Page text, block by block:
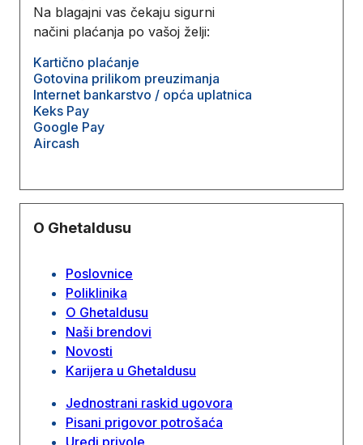
Na blagajni vas čekaju sigurni
načini plaćanja po vašoj želji:
Kartično plaćanje
Gotovina prilikom preuzimanja
Internet bankarstvo / opća uplatnica
Keks Pay
Google Pay
Aircash
O Ghetaldusu
Poslovnice
Poliklinika
O Ghetaldusu
Naši brendovi
Novosti
Karijera u Ghetaldusu
Jednostrani raskid ugovora
Pisani prigovor potrošaća
Uredi privole